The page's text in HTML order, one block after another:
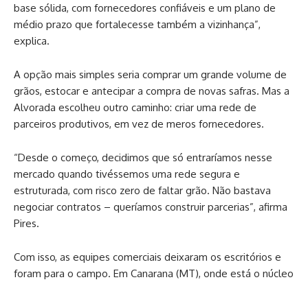
base sólida, com fornecedores confiáveis e um plano de
médio prazo que fortalecesse também a vizinhança”,
explica.
A opção mais simples seria comprar um grande volume de
grãos, estocar e antecipar a compra de novas safras. Mas a
Alvorada escolheu outro caminho: criar uma rede de
parceiros produtivos, em vez de meros fornecedores.
“Desde o começo, decidimos que só entraríamos nesse
mercado quando tivéssemos uma rede segura e
estruturada, com risco zero de faltar grão. Não bastava
negociar contratos – queríamos construir parcerias”, afirma
Pires.
Com isso, as equipes comerciais deixaram os escritórios e
foram para o campo. Em Canarana (MT), onde está o núcleo